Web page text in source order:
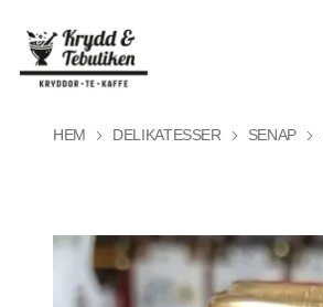
HEM DELIKATESSER SENAP